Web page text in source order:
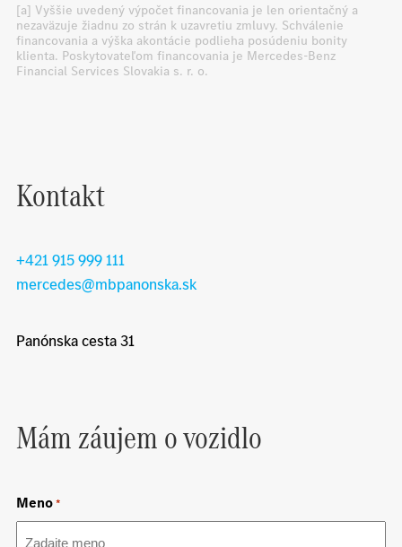
[a] Vyššie uvedený výpočet financovania je len orientačný a
nezaväzuje žiadnu zo strán k uzavretiu zmluvy. Schválenie
financovania a výška akontácie podlieha posúdeniu bonity
klienta. Poskytovateľom financovania je Mercedes-Benz
Financial Services Slovakia s. r. o.
Kontakt
+421 915 999 111
mercedes@mbpanonska.sk
Panónska cesta 31
Mám záujem o vozidlo
Meno*